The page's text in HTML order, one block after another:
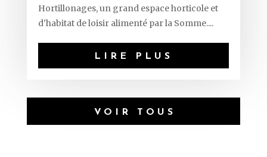
Hortillonages, un grand espace horticole et
d'habitat de loisir alimenté par la Somme....
LIRE PLUS
VOIR TOUS